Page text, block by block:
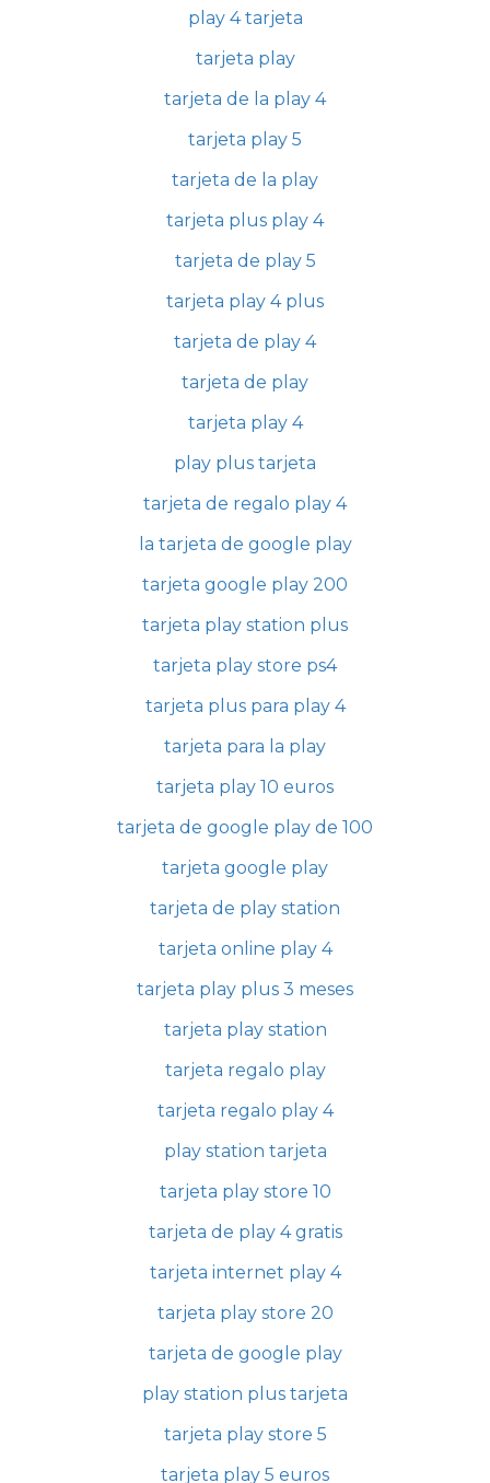
play 4 tarjeta
tarjeta play
tarjeta de la play 4
tarjeta play 5
tarjeta de la play
tarjeta plus play 4
tarjeta de play 5
tarjeta play 4 plus
tarjeta de play 4
tarjeta de play
tarjeta play 4
play plus tarjeta
tarjeta de regalo play 4
la tarjeta de google play
tarjeta google play 200
tarjeta play station plus
tarjeta play store ps4
tarjeta plus para play 4
tarjeta para la play
tarjeta play 10 euros
tarjeta de google play de 100
tarjeta google play
tarjeta de play station
tarjeta online play 4
tarjeta play plus 3 meses
tarjeta play station
tarjeta regalo play
tarjeta regalo play 4
play station tarjeta
tarjeta play store 10
tarjeta de play 4 gratis
tarjeta internet play 4
tarjeta play store 20
tarjeta de google play
play station plus tarjeta
tarjeta play store 5
tarjeta play 5 euros